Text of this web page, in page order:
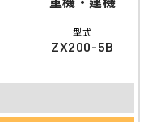
型式
ZX200-5B